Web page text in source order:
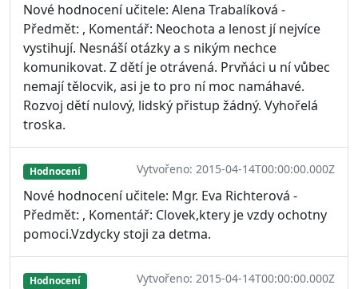
Nové hodnocení učitele: Alena Trabalíková -
Předmět: , Komentář: Neochota a lenost jí nejvíce
vystihují. Nesnáší otázky a s nikým nechce
komunikovat. Z dětí je otrávená. Prvňáci u ní vůbec
nemají tělocvik, asi je to pro ní moc namáhavé.
Rozvoj dětí nulový, lidský přistup žádný. Vyhořelá
troska.
Hodnocení Vytvořeno: 2015-04-14T00:00:00.000Z
Nové hodnocení učitele: Mgr. Eva Richterová -
Předmět: , Komentář: Clovek,ktery je vzdy ochotny
pomoci.Vzdycky stoji za detma.
Hodnocení Vytvořeno: 2015-04-14T00:00:00.000Z